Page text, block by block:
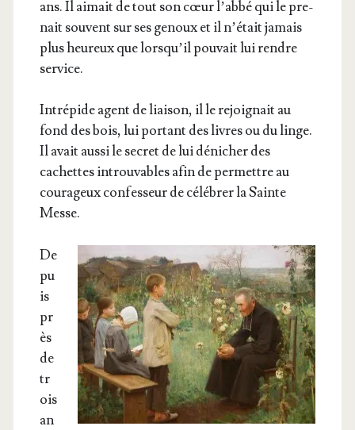
ans. Il aimait de tout son cœur l’ab­bé qui le pre­
nait sou­vent sur ses genoux et il n’é­tait jamais
plus heu­reux que lors­qu’il pou­vait lui rendre
service.
Intré­pide agent de liai­son, il le rejoi­gnait au
fond des bois, lui por­tant des livres ou du linge.
Il avait aus­si le secret de lui déni­cher des
cachettes introu­vables afin de per­mettre au
cou­ra­geux confes­seur de célé­brer la Sainte
Messe.
De
pu
is
pr
ès
de
tr
ois
an